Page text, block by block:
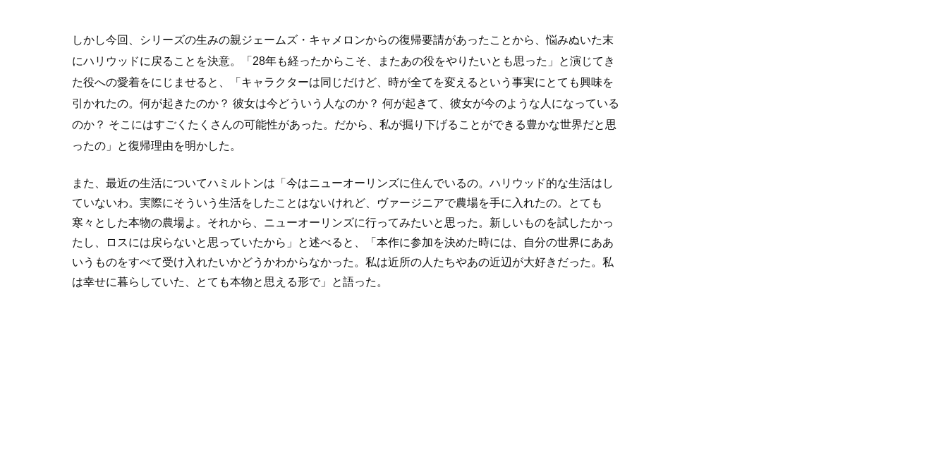
しかし今回、シリーズの生みの親ジェームズ・キャメロンからの復帰要請があったことから、悩みぬいた末
にハリウッドに戻ることを決意。「28年も経ったからこそ、またあの役をやりたいとも思った」と演じてき
た役への愛着をにじませると、「キャラクターは同じだけど、時が全てを変えるという事実にとても興味を
引かれたの。何が起きたのか？ 彼女は今どういう人なのか？ 何が起きて、彼女が今のような人になっている
のか？ そこにはすごくたくさんの可能性があった。だから、私が掘り下げることができる豊かな世界だと思
ったの」と復帰理由を明かした。
また、最近の生活についてハミルトンは「今はニューオーリンズに住んでいるの。ハリウッド的な生活はし
ていないわ。実際にそういう生活をしたことはないけれど、ヴァージニアで農場を手に入れたの。とても
寒々とした本物の農場よ。それから、ニューオーリンズに行ってみたいと思った。新しいものを試したかっ
たし、ロスには戻らないと思っていたから」と述べると、「本作に参加を決めた時には、自分の世界にああ
いうものをすべて受け入れたいかどうかわからなかった。私は近所の人たちやあの近辺が大好きだった。私
は幸せに暮らしていた、とても本物と思える形で」と語った。